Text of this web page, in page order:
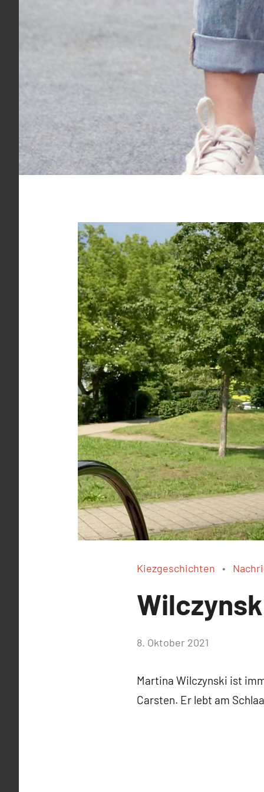
Kiezgeschichten
von
8. Oktober 2021
Martina Wilczynski ist
Carsten. Er lebt am